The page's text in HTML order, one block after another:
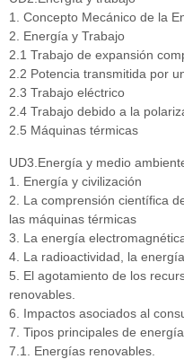
1. Concepto Mecánico de la
2. Energía y Trabajo
2.1 Trabajo de expansión
2.2 Potencia transmitida por
2.3 Trabajo eléctrico
2.4 Trabajo debido a la
2.5 Máquinas térmicas
UD3.Energía y medio
1. Energía y civilización
2. La comprensión científica
las máquinas térmicas
3. La energía
4. La radioactividad, la
5. El agotamiento de los
renovables.
6. Impactos asociados al
7. Tipos principales de
7.1. Energías renovables.